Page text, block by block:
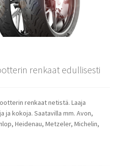
renkaat edullisesti
renkaat netistä. Laaja
ja kokoja. Saatavilla mm. Avon,
Heidenau, Metzeler, Michelin,